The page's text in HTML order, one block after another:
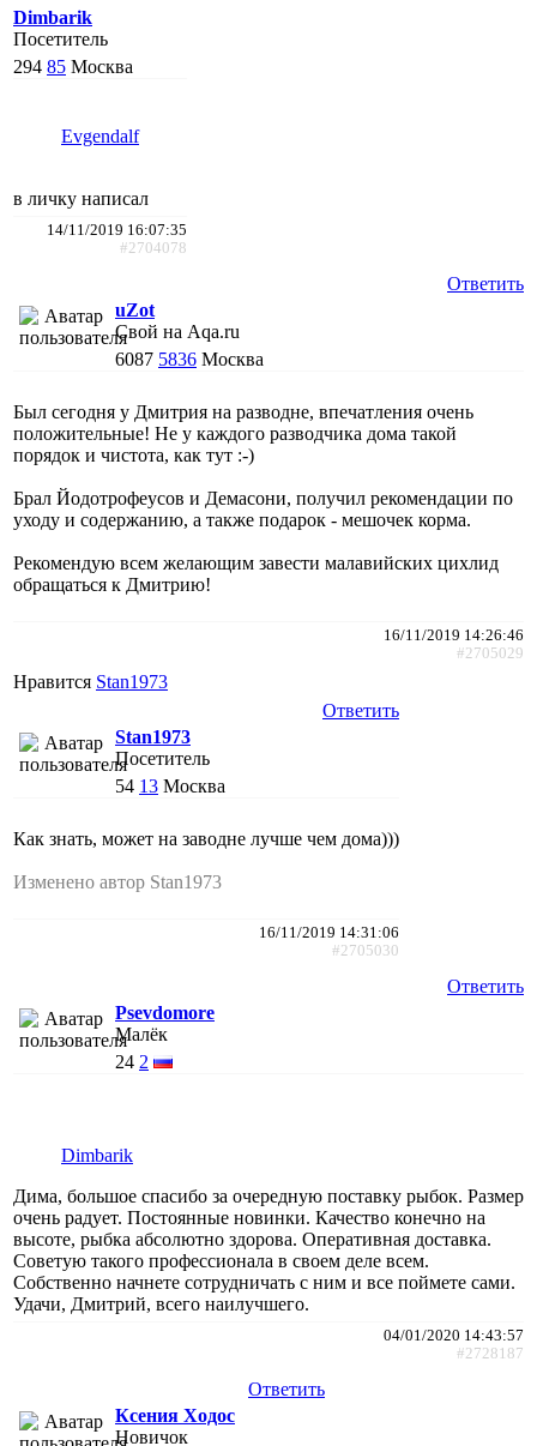
Dimbarik
Посетитель
294 85 Москва
Evgendalf
в личку написал
14/11/2019 16:07:35
#2704078
Ответить
uZot
Свой на Aqa.ru
6087 5836 Москва
Был сегодня у Дмитрия на разводне, впечатления очень
положительные! Не у каждого разводчика дома такой
порядок и чистота, как тут :-)
Брал Йодотрофеусов и Демасони, получил рекомендации по
уходу и содержанию, а также подарок - мешочек корма.
Рекомендую всем желающим завести малавийских цихлид
обращаться к Дмитрию!
16/11/2019 14:26:46
#2705029
Нравится Stan1973
Ответить
Stan1973
Посетитель
54 13 Москва
Как знать, может на заводне лучше чем дома)))
Изменено автор Stan1973
16/11/2019 14:31:06
#2705030
Ответить
Psevdomore
Малёк
24 2
Dimbarik
Дима, большое спасибо за очередную поставку рыбок. Размер
очень радует. Постоянные новинки. Качество конечно на
высоте, рыбка абсолютно здорова. Оперативная доставка.
Советую такого профессионала в своем деле всем.
Собственно начнете сотрудничать с ним и все поймете сами.
Удачи, Дмитрий, всего наилучшего.
04/01/2020 14:43:57
#2728187
Ответить
Ксения Ходос
Новичок